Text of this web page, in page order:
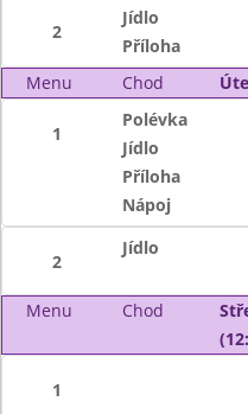
2
Jídlo
Příloha
Menu
Chod
1
Polévka
Jídlo
Příloha
Nápoj
2
Jídlo
Menu Chod
1